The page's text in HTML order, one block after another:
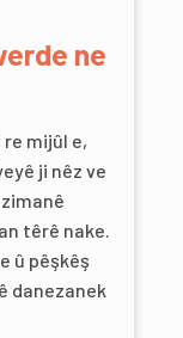
ne
mijûl e,
ji nêz ve
têrê nake.
û pêşkêş
danezanek